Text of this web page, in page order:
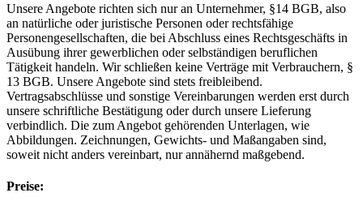
Unsere Angebote richten sich nur an Unternehmer, §14 BGB, also
an natürliche oder juristische Personen oder rechtsfähige
Personengesellschaften, die bei Abschluss eines Rechtsgeschäfts in
Ausübung ihrer gewerblichen oder selbständigen beruflichen
Tätigkeit handeln. Wir schließen keine Verträge mit Verbrauchern, §
13 BGB. Unsere Angebote sind stets freibleibend.
Vertragsabschlüsse und sonstige Vereinbarungen werden erst durch
unsere schriftliche Bestätigung oder durch unsere Lieferung
verbindlich. Die zum Angebot gehörenden Unterlagen, wie
Abbildungen. Zeichnungen, Gewichts- und Maßangaben sind,
soweit nicht anders vereinbart, nur annähernd maßgebend.
Preise: